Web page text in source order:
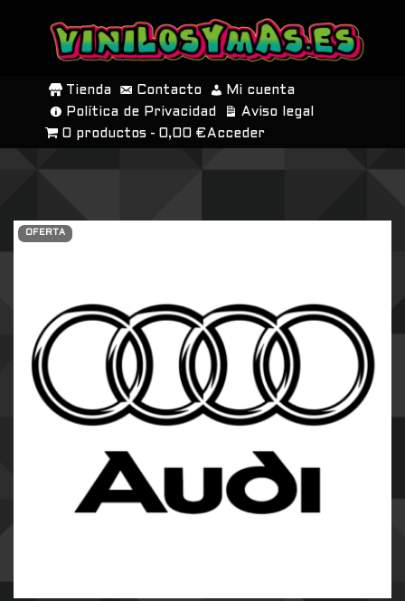
SALTAR
CONTENIDO
Tienda Contacto
Mi cuenta
Política de Privacidad
Aviso legal
0 productos
0,00 € Acceder
OFERTA